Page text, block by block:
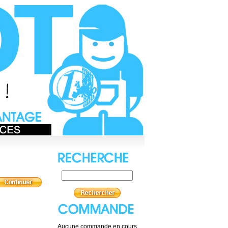
Aucune commande en cours